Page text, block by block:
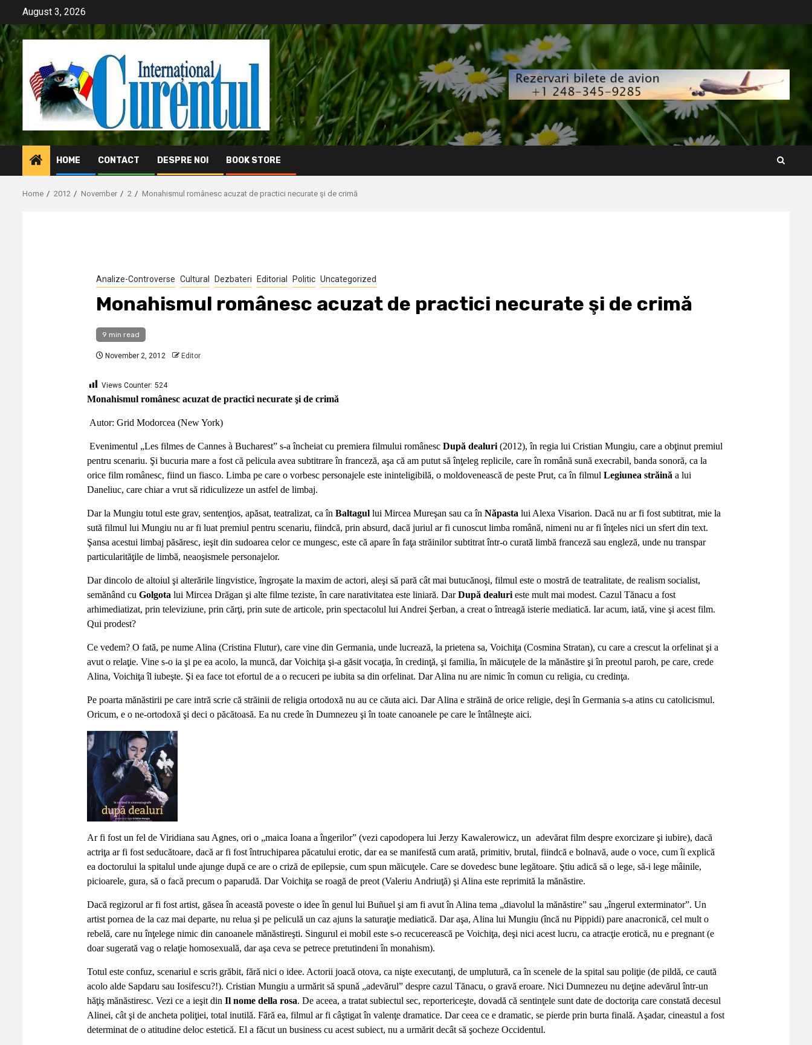
content
August 3, 2026
HOME CONTACT DESPRE NOI BOOK STORE
Home 2012 November 2 Monahismul românesc acuzat de practici necurate şi de crimă
Analize-Controverse Cultural Dezbateri Editorial Politic Uncategorized
Monahismul românesc acuzat de practici necurate şi de crimă
9 min read
November 2, 2012 Editor
Views Counter: 524
Monahismul românesc acuzat de practici necurate şi de crimă
Autor: Grid Modorcea (New York)
Evenimentul „Les filmes de Cannes à Bucharest” s-a încheiat cu premiera filmului românesc După dealuri(2012), în regia lui Cristian Mungiu, care a obţinut premiul
pentru scenariu. Şi bucuria mare a fost că pelicula avea subtitrare în franceză, aşa că am putut să înţeleg replicile, care în română sună execrabil, banda sonoră, ca la
orice film românesc, fiind un fiasco. Limba pe care o vorbesc personajele este ininteligibilă, o moldovenească de peste Prut, ca în filmul Legiunea străină a lui
Daneliuc, care chiar a vrut să ridiculizeze un astfel de limbaj.
Dar la Mungiu totul este grav, sentenţios, apăsat, teatralizat, ca în Baltagullui Mircea Mureşan sau ca în Năpasta lui Alexa Visarion. Dacă nu ar fi fost subtitrat, mie la
sută filmul lui Mungiu nu ar fi luat premiul pentru scenariu, fiindcă, prin absurd, dacă juriul ar fi cunoscut limba română, nimeni nu ar fi înţeles nici un sfert din text.
Şansa acestui limbaj păsăresc, ieşit din sudoarea celor ce mungesc, este că apare în faţa străinilor subtitrat într-o curată limbă franceză sau engleză, unde nu transpar
particularităţile de limbă, neaoşismele personajelor.
Dar dincolo de altoiul şi alterările lingvistice, îngroşate la maxim de actori, aleşi să pară cât mai butucănoşi, filmul este o mostră de teatralitate, de realism socialist,
semănând cu Golgota lui Mircea Drăgan şi alte filme teziste, în care narativitatea este liniară. DarDupă dealurieste mult mai modest. Cazul Tănacu a fost
arhimediatizat, prin televiziune, prin cărţi, prin sute de articole, prin spectacolul lui Andrei Şerban, a creat o întreagă isterie mediatică. Iar acum, iată, vine şi acest film.
Qui prodest?
Ce vedem? O fată, pe nume Alina (Cristina Flutur), care vine din Germania, unde lucrează, la prietena sa, Voichiţa (Cosmina Stratan), cu care a crescut la orfelinat şi a
avut o relaţie. Vine s-o ia şi pe ea acolo, la muncă, dar Voichiţa şi-a găsit vocaţia, în credinţă, şi familia, în măicuţele de la mănăstire şi în preotul paroh, pe care, crede
Alina, Voichiţa îl iubeşte. Şi ea face tot efortul de a o recuceri pe iubita sa din orfelinat. Dar Alina nu are nimic în comun cu religia, cu credinţa.
Pe poarta mănăstirii pe care intră scrie că străinii de religia ortodoxă nu au ce căuta aici. Dar Alina e străină de orice religie, deşi în Germania s-a atins cu catolicismul.
Oricum, e o ne-ortodoxă şi deci o păcătoasă. Ea nu crede în Dumnezeu şi în toate canoanele pe care le întâlneşte aici.
Ar fi fost un fel de Viridiana sau Agnes, ori o „maica Ioana a îngerilor” (vezi capodopera lui Jerzy Kawalerowicz, un adevărat film despre exorcizare şi iubire), dacă
actriţa ar fi fost seducătoare, dacă ar fi fost întruchiparea păcatului erotic, dar ea se manifestă cum arată, primitiv, brutal, fiindcă e bolnavă, aude o voce, cum îi explică
ea doctorului la spitalul unde ajunge după ce are o criză de epilepsie, cum spun măicuţele. Care se dovedesc bune legătoare. Ştiu adică să o lege, să-i lege mâinile,
picioarele, gura, să o facă precum o paparudă. Dar Voichiţa se roagă de preot (Valeriu Andriuţă) şi Alina este reprimită la mănăstire.
Dacă regizorul ar fi fost artist, găsea în această poveste o idee în genul lui Buñuel şi am fi avut în Alina tema „diavolul la mănăstire” sau „îngerul exterminator”. Un
artist pornea de la caz mai departe, nu relua şi pe peliculă un caz ajuns la saturaţie mediatică. Dar aşa, Alina lui Mungiu (încă nu Pippidi) pare anacronică, cel mult o
rebelă, care nu înţelege nimic din canoanele mănăstireşti. Singurul ei mobil este s-o recucerească pe Voichiţa, deşi nici acest lucru, ca atracţie erotică, nu e pregnant (e
doar sugerată vag o relaţie homosexuală, dar aşa ceva se petrece pretutindeni în monahism).
Totul este confuz, scenariul e scris grăbit, fără nici o idee. Actorii joacă otova, ca nişte executanţi, de umplutură, ca în scenele de la spital sau poliţie (de pildă, ce caută
acolo alde Sapdaru sau Iosifescu?!). Cristian Mungiu a urmărit să spună „adevărul” despre cazul Tănacu, o gravă eroare. Nici Dumnezeu nu deţine adevărul într-un
hăţiş mănăstiresc. Vezi ce a ieşit din Il nome della rosa. De aceea, a tratat subiectul sec, reportericeşte, dovadă că sentinţele sunt date de doctoriţa care constată decesul
Alinei, cât şi de ancheta poliţiei, total inutilă. Fără ea, filmul ar fi câştigat în valenţe dramatice. Dar ceea ce e dramatic, se pierde prin burta finală. Aşadar, cineastul a fost
determinat de o atitudine deloc estetică. El a făcut un business cu acest subiect, nu a urmărit decât să şocheze Occidentul.